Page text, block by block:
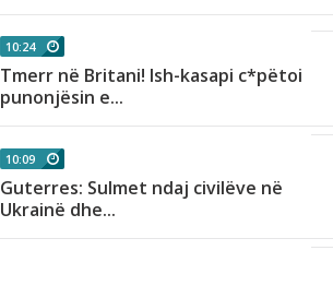
10:24
Tmerr në Britani! Ish-kasapi c*pëtoi
punonjësin e...
10:09
Guterres: Sulmet ndaj civilëve në
Ukrainë dhe...